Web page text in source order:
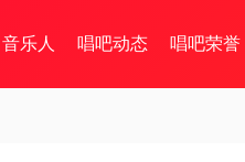
音乐人 唱吧动态 唱吧荣誉